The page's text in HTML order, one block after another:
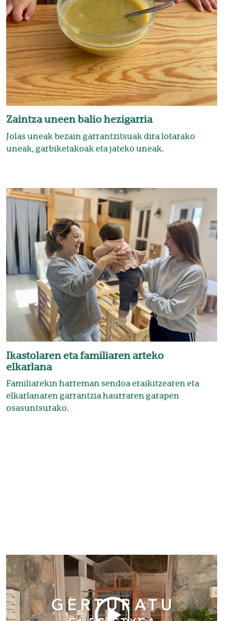
Zaintza uneen balio hezigarria
Jolas uneak bezain garrantzitsuak dira lotarako
uneak, garbiketakoak eta jateko uneak.
Ikastolaren eta familiaren arteko
elkarlana
Familiarekin harreman sendoa eraikitzearen eta
elkarlanaren garrantzia haurraren garapen
osasuntsurako.